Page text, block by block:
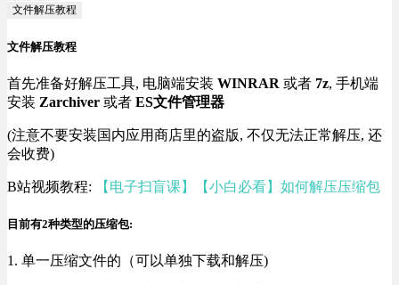
文件解压教程
文件解压教程
首先准备好解压工具, 电脑端安装 WINRAR 或者 7z, 手机端
安装 Zarchiver 或者 ES文件管理器
(注意不要安装国内应用商店里的盗版, 不仅无法正常解压, 还
会收费)
B站视频教程: 【电子扫盲课】【小白必看】如何解压压缩包
目前有2种类型的压缩包:
1. 单一压缩文件的（可以单独下载和解压)